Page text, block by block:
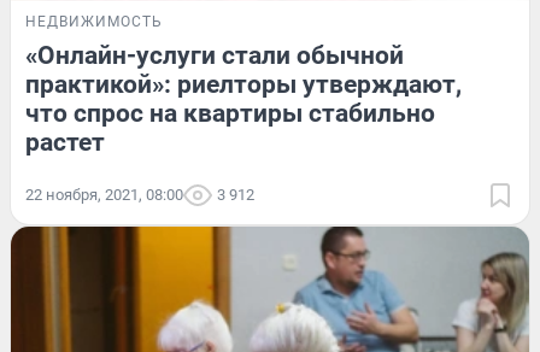
НЕДВИЖИМОСТЬ
«Онлайн-услуги стали обычной
практикой»: риелторы утверждают,
что спрос на квартиры стабильно
растет
22 ноября, 2021, 08:00 3 912